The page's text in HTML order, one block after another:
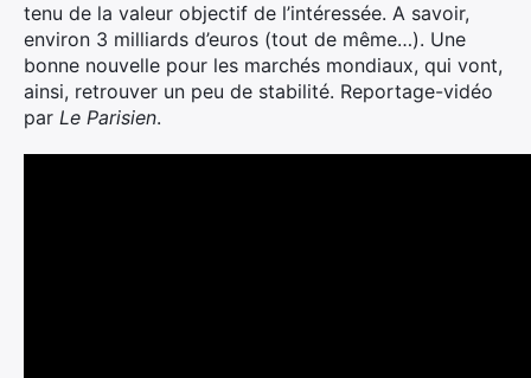
tenu de la valeur objectif de l’intéressée. A savoir,
environ 3 milliards d’euros (tout de même…). Une
bonne nouvelle pour les marchés mondiaux, qui vont,
ainsi, retrouver un peu de stabilité. Reportage-vidéo
par Le Parisien.